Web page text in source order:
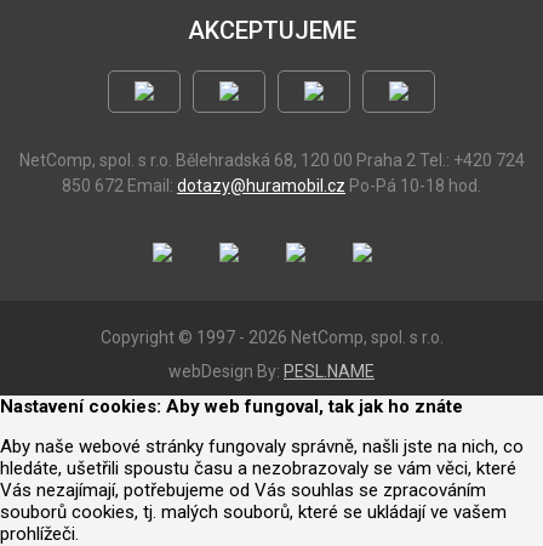
AKCEPTUJEME
NetComp, spol. s r.o. Bělehradská 68, 120 00 Praha 2 Tel.: +420 724
850 672 Email: dotazy@huramobil.cz Po-Pá 10-18 hod.
Copyright © 1997 - 2026 NetComp, spol. s r.o.
webDesign By: PESL.NAME
Nastavení cookies: Aby web fungoval, tak jak ho znáte
Aby naše webové stránky fungovaly správně, našli jste na nich, co
hledáte, ušetřili spoustu času a nezobrazovaly se vám věci, které
Vás nezajímají, potřebujeme od Vás souhlas se zpracováním
souborů cookies, tj. malých souborů, které se ukládají ve vašem
prohlížeči.